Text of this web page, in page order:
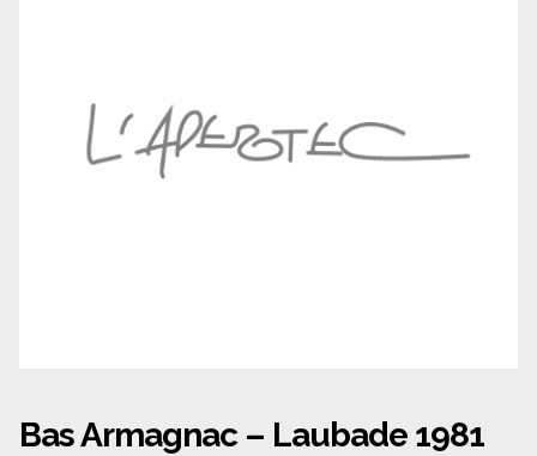
Politique de cookies (UE)
Bas Armagnac – Laubade 1981